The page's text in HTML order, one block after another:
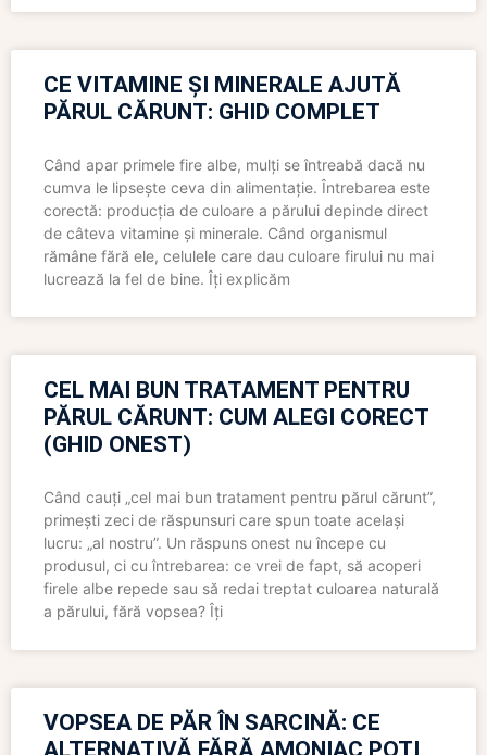
CE VITAMINE ȘI MINERALE AJUTĂ
PĂRUL CĂRUNT: GHID COMPLET
Când apar primele fire albe, mulți se întreabă dacă nu
cumva le lipsește ceva din alimentație. Întrebarea este
corectă: producția de culoare a părului depinde direct
de câteva vitamine și minerale. Când organismul
rămâne fără ele, celulele care dau culoare firului nu mai
lucrează la fel de bine. Îți explicăm
CEL MAI BUN TRATAMENT PENTRU
PĂRUL CĂRUNT: CUM ALEGI CORECT
(GHID ONEST)
Când cauți „cel mai bun tratament pentru părul cărunt”,
primești zeci de răspunsuri care spun toate același
lucru: „al nostru”. Un răspuns onest nu începe cu
produsul, ci cu întrebarea: ce vrei de fapt, să acoperi
firele albe repede sau să redai treptat culoarea naturală
a părului, fără vopsea? Îți
VOPSEA DE PĂR ÎN SARCINĂ: CE
ALTERNATIVĂ FĂRĂ AMONIAC POȚI